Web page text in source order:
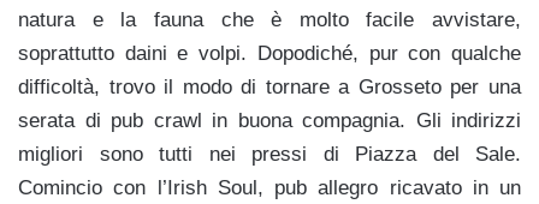
natura e la fauna che è molto facile avvistare,
soprattutto daini e volpi. Dopodiché, pur con qualche
difficoltà, trovo il modo di tornare a Grosseto per una
serata di pub crawl in buona compagnia. Gli indirizzi
migliori sono tutti nei pressi di Piazza del Sale.
Comincio con l’Irish Soul, pub allegro ricavato in un